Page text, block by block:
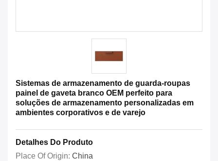
Sistemas de armazenamento de guarda-roupas
painel de gaveta branco OEM perfeito para
soluções de armazenamento personalizadas em
ambientes corporativos e de varejo
Detalhes Do Produto
Place Of Origin: China